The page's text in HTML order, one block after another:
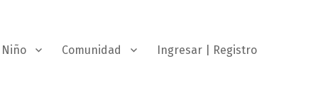
Niño Comunidad Ingresar | Registro